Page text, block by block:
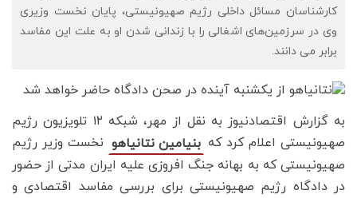
کارشناسان مسائل داخلی رژیم صهیونیستی، پایان نخست وزیری
وی در سرزمین‌های اشغالی را با زندانی شدن او به علت این مفاسد
برابر می دانند.
به گزارش اقتصادنیوز به نقل از مهر، شبکه ۱۲ تلویزیون رژیم
صهیونیستی اعلام کرد که بنیامین نتانیاهو نخست وزیر رژیم
صهیونیستی که به بهانه جنگ افروزی علیه ایران مدتی از حضور
در دادگاه رژیم صهیونیستی برای بررسی مفاسد اقتصادی و